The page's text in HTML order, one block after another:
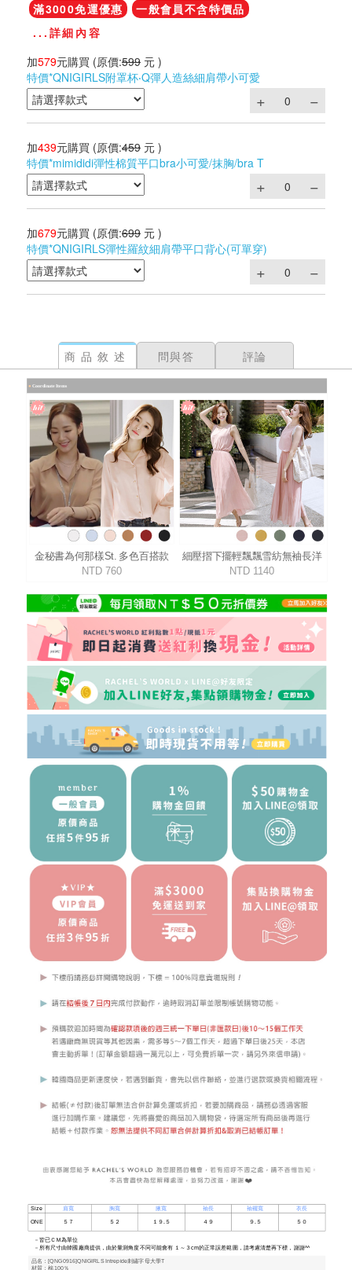
滿3000免運優惠
一般會員不含特價品
...詳細內容
加579元購買 (原價:599 元 )
特價*QNIGIRLS附罩杯‧Q彈人造絲細肩帶小可愛
加439元購買 (原價:459 元 )
特價*mimididi彈性棉質平口bra小可愛/抹胸/bra T
加679元購買 (原價:699 元 )
特價*QNIGIRLS彈性羅紋細肩帶平口背心(可單穿)
商品敘述 問與答 評論